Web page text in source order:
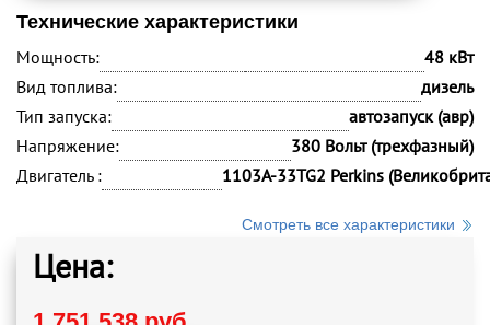
Технические характеристики
Мощность:
48 кВт
Вид топлива:
дизель
Тип запуска:
автозапуск (авр)
Напряжение:
380 Вольт (трехфазный)
Двигатель :
1103A-33TG2 Perkins
Смотреть все характеристики
Цена: